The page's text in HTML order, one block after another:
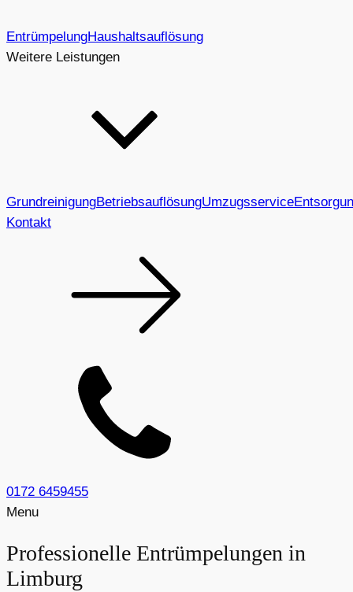
EntrümpelungHaushaltsauflösung
Weitere Leistungen
GrundreinigungBetriebsauflösungUmzugsservice
Kontakt
0172 6459455
Menu
Professionelle Entrümpelungen in
Limburg